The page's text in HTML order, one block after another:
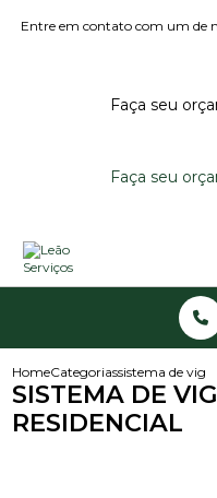
Entre em contato com um de
Faça seu
Faça seu
HomeCategoriassistema de
SISTEMA DE
RESIDENCIAL